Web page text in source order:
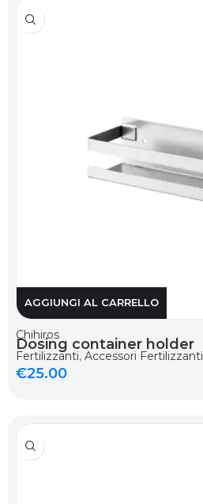
AGGIUNGI AL CARRELLO
Chihiros
Dosing container holder
Fertilizzanti, Accessori Fertilizzanti
€25.00